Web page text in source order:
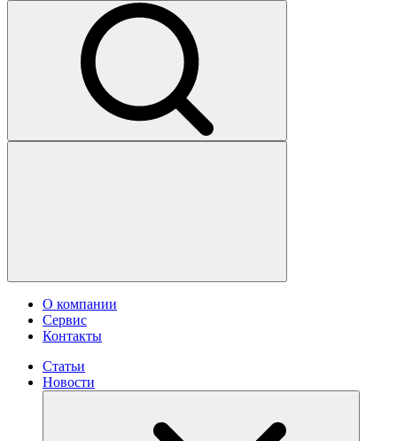
О компании
Сервис
Контакты
Статьи
Новости